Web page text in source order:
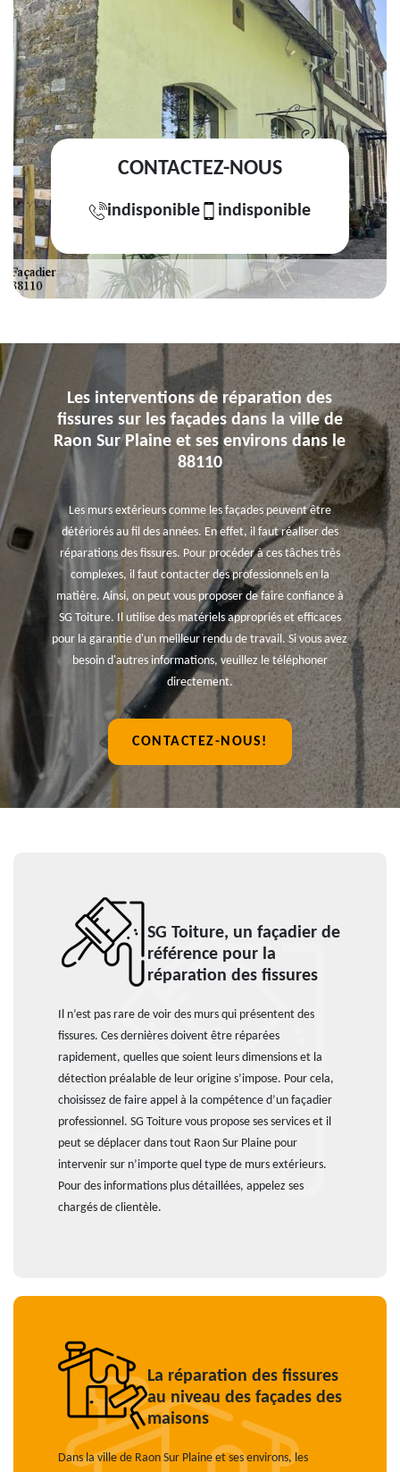
CONTACTEZ-NOUS
indisponible indisponible
Les interventions de réparation des
fissures sur les façades dans la ville de
Raon Sur Plaine et ses environs dans le
88110
Les murs extérieurs comme les façades peuvent être
détériorés au fil des années. En effet, il faut réaliser des
réparations des fissures. Pour procéder à ces tâches très
complexes, il faut contacter des professionnels en la
matière. Ainsi, on peut vous proposer de faire confiance à
SG Toiture. Il utilise des matériels appropriés et efficaces
pour la garantie d'un meilleur rendu de travail. Si vous avez
besoin d'autres informations, veuillez le téléphoner
directement.
CONTACTEZ-NOUS!
SG Toiture, un façadier de
référence pour la
réparation des fissures
Il n’est pas rare de voir des murs qui présentent des
fissures. Ces dernières doivent être réparées
rapidement, quelles que soient leurs dimensions et la
détection préalable de leur origine s’impose. Pour cela,
choisissez de faire appel à la compétence d’un façadier
professionnel. SG Toiture vous propose ses services et il
peut se déplacer dans tout Raon Sur Plaine pour
intervenir sur n’importe quel type de murs extérieurs.
Pour des informations plus détaillées, appelez ses
chargés de clientèle.
La réparation des fissures
au niveau des façades des
maisons
Dans la ville de Raon Sur Plaine et ses environs, les